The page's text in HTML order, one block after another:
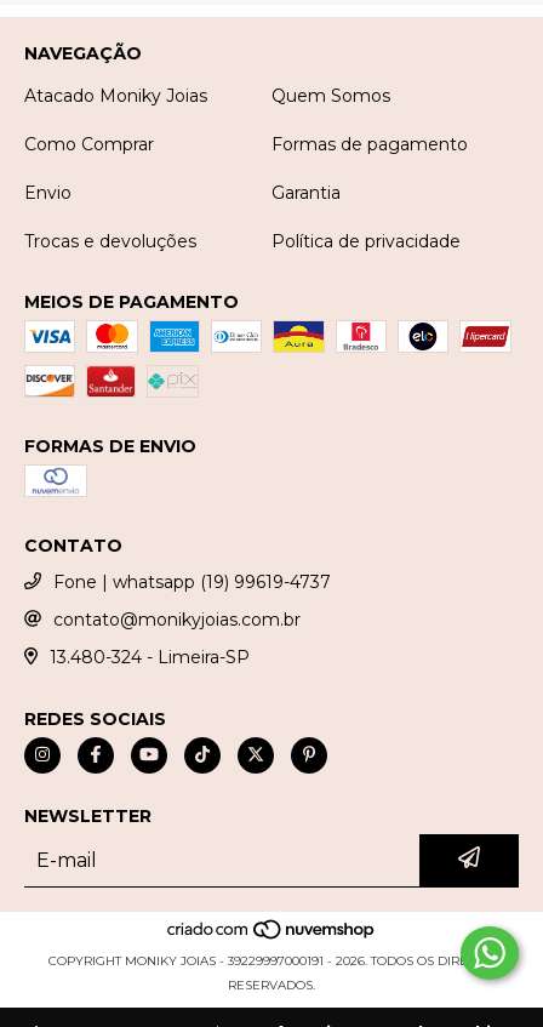
NAVEGAÇÃO
Atacado Moniky Joias
Quem Somos
Como Comprar Formas de pagamento
Envio Garantia
Trocas e devoluções Política de privacidade
MEIOS DE PAGAMENTO
FORMAS DE ENVIO
CONTATO
Fone | whatsapp (19) 99619-4737
contato@monikyjoias.com.br
13.480-324 - Limeira-SP
REDES SOCIAIS
NEWSLETTER
COPYRIGHT MONIKY JOIAS - 39229997000191 - 2026. TODOS OS DIREITOS
RESERVADOS.